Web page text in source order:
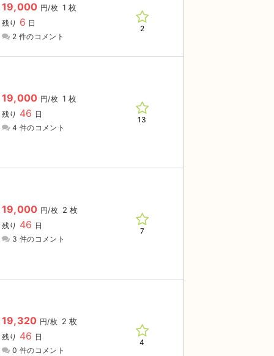
19,000 円/枚 1 枚
残り 6 日
2 件のコメント
2
19,000 円/枚 1 枚
残り 46 日
4 件のコメント
13
19,000 円/枚 2 枚
残り 46 日
3 件のコメント
7
19,320 円/枚 2 枚
残り 46 日
0 件のコメント
4